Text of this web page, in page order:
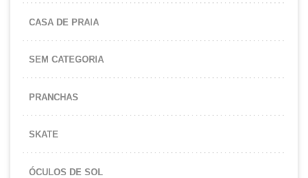
CASA DE PRAIA
SEM CATEGORIA
PRANCHAS
SKATE
ÓCULOS DE SOL